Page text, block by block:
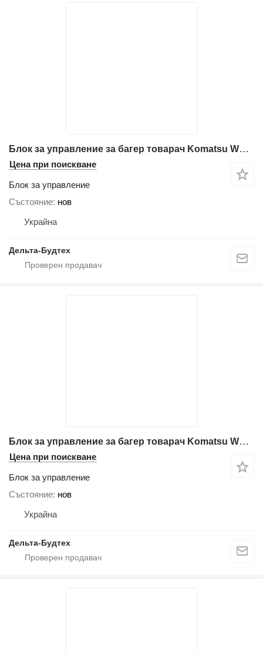
Блок за управление за багер товарач Komatsu WB97r-2
Цена при поискване
Блок за управление
Състояние нов
Украйна
Дельта-Будтех
Блок за управление за багер товарач Komatsu WB97R-5
Цена при поискване
Блок за управление
Състояние нов
Украйна
Дельта-Будтех